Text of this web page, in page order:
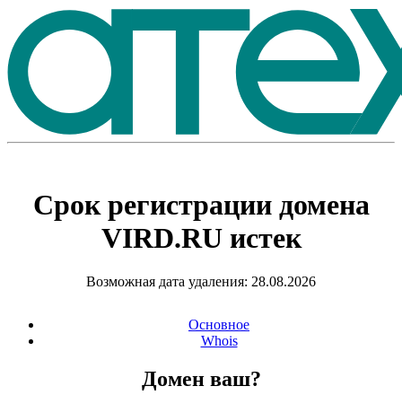
Срок регистрации домена
VIRD.RUистек
Возможная дата удаления: 28.08.2026
Основное
Whois
Домен ваш?